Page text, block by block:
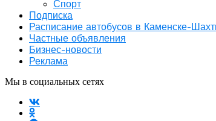
Спорт
Подписка
Расписание автобусов в Каменске-
Частные объявления
Бизнес-новости
Реклама
Мы в социальных сетях